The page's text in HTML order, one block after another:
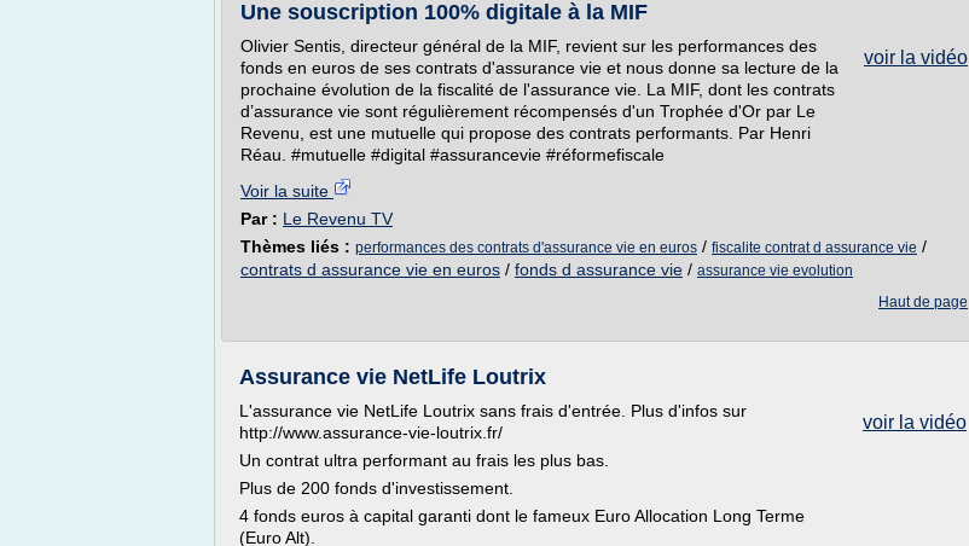
Une souscription 100% digitale à la MIF
voir la vidéo
Olivier Sentis, directeur général de la MIF, revient sur les performances des
fonds en euros de ses contrats d'assurance vie et nous donne sa lecture de la
prochaine évolution de la fiscalité de l'assurance vie. La MIF, dont les contrats
d’assurance vie sont régulièrement récompensés d'un Trophée d'Or par Le
Revenu, est une mutuelle qui propose des contrats performants. Par Henri
Réau. #mutuelle #digital #assurancevie #réformefiscale
Voir la suite
Par : Le Revenu TV
Thèmes liés : performances des contrats d'assurance vie en euros / fiscalite contrat d assurance vie /
contrats d assurance vie en euros / fonds d assurance vie / assurance vie evolution
Haut de page
Assurance vie NetLife Loutrix
voir la vidéo
L'assurance vie NetLife Loutrix sans frais d'entrée. Plus d'infos sur
http://www.assurance-vie-loutrix.fr/
Un contrat ultra performant au frais les plus bas.
Plus de 200 fonds d'investissement.
4 fonds euros à capital garanti dont le fameux Euro Allocation Long Terme
(Euro Alt).